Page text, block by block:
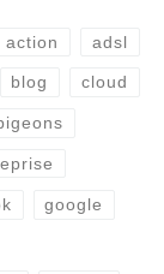
action adsl
blog cloud
google